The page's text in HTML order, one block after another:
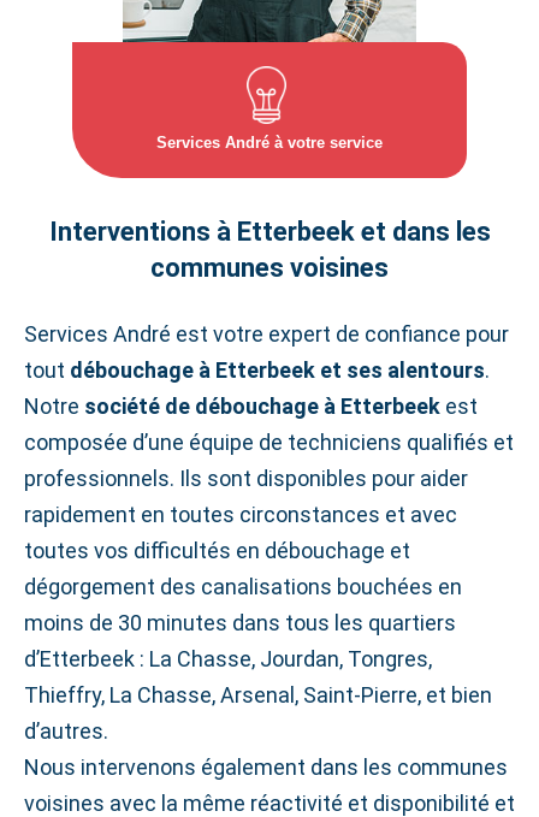
Services André à votre service
Interventions à Etterbeek et dans les
communes voisines
Services André est votre expert de confiance pour
tout débouchage à Etterbeek et ses alentours.
Notre société de débouchage à Etterbeek est
composée d’une équipe de techniciens qualifiés et
professionnels. Ils sont disponibles pour aider
rapidement en toutes circonstances et avec
toutes vos difficultés en débouchage et
dégorgement des canalisations bouchées en
moins de 30 minutes dans tous les quartiers
d’Etterbeek : La Chasse, Jourdan, Tongres,
Thieffry, La Chasse, Arsenal, Saint‑Pierre, et bien
d’autres.
Nous intervenons également dans les communes
voisines avec la même réactivité et disponibilité et